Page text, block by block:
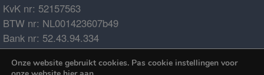
KvK nr: 52157563
BTW nr: NL001423607b49
Bank nr: 52.43.94.334
IBAN: NL68ABNA0524394334
BIC: ABNANL2A
Onze website gebruikt cookies. Pas cookie instellingen voor